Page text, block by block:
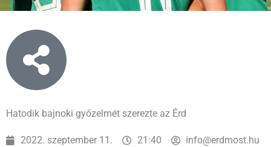
Hatodik bajnoki győzelmét szerezte az Érd
2022. szeptember 11. 21:40 info@erdmost.hu